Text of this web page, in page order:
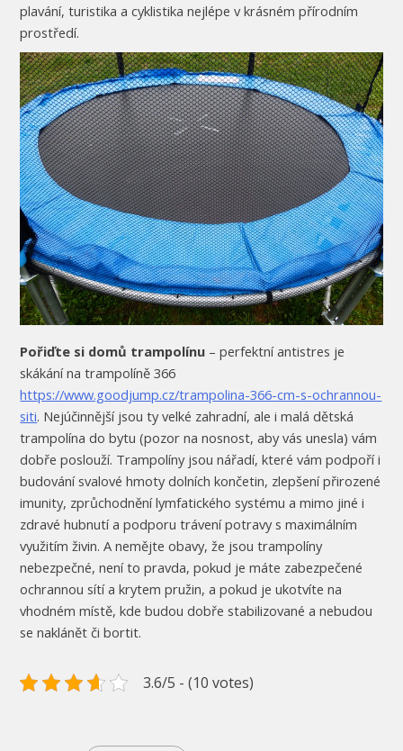
plavání, turistika a cyklistika nejlépe v krásném přírodním
prostředí.
Pořiďte si domů trampolínu – perfektní antistres je
skákání na trampolíně 366
https://www.goodjump.cz/trampolina-366-cm-s-ochrannou-
siti. Nejúčinnější jsou ty velké zahradní, ale i malá dětská
trampolína do bytu (pozor na nosnost, aby vás unesla) vám
dobře poslouží. Trampolíny jsou nářadí, které vám podpoří i
budování svalové hmoty dolních končetin, zlepšení přirozené
imunity, zprůchodnění lymfatického systému a mimo jiné i
zdravé hubnutí a podporu trávení potravy s maximálním
využitím živin. A nemějte obavy, že jsou trampolíny
nebezpečné, není to pravda, pokud je máte zabezpečené
ochrannou sítí a krytem pružin, a pokud je ukotvíte na
vhodném místě, kde budou dobře stabilizované a nebudou
se naklánět či bortit.
3.6/5 - (10 votes)